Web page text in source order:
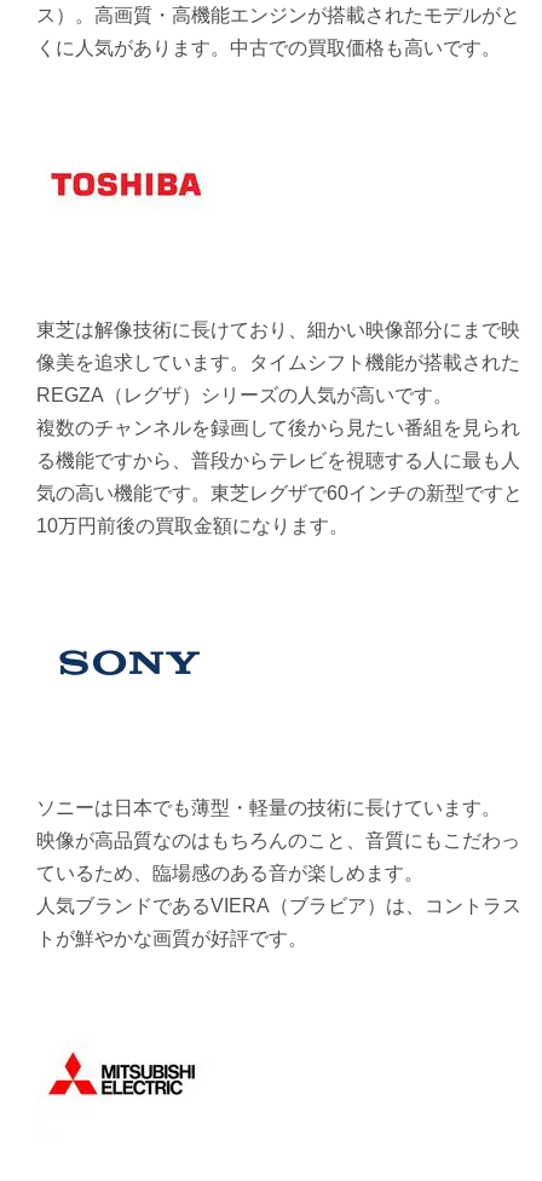
ス）。高画質・高機能エンジンが搭載されたモデルがと
くに人気があります。中古での買取価格も高いです。
東芝は解像技術に長けており、細かい映像部分にまで映
像美を追求しています。タイムシフト機能が搭載された
REGZA（レグザ）シリーズの人気が高いです。
複数のチャンネルを録画して後から見たい番組を見られ
る機能ですから、普段からテレビを視聴する人に最も人
気の高い機能です。東芝レグザで60インチの新型ですと
10万円前後の買取金額になります。
ソニーは日本でも薄型・軽量の技術に長けています。
映像が高品質なのはもちろんのこと、音質にもこだわっ
ているため、臨場感のある音が楽しめます。
人気ブランドであるVIERA（ブラビア）は、コントラス
トが鮮やかな画質が好評です。